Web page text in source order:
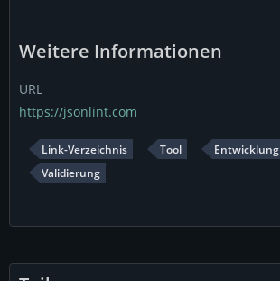
Weitere Informationen
URL
https://jsonlint.com
Link-Verzeichnis Tool Entwicklung
Validierung